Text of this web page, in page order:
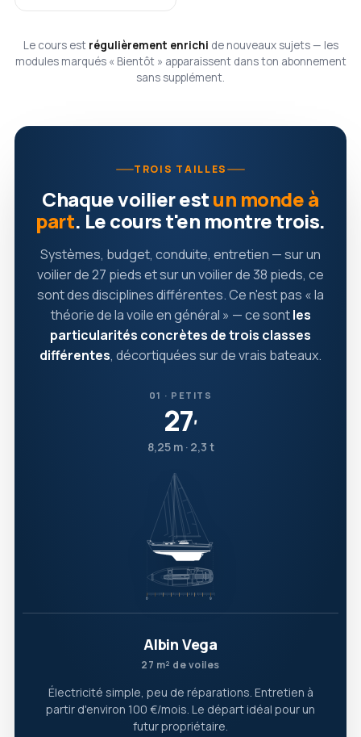
Le cours est régulièrement enrichi de nouveaux sujets — les
modules marqués « Bientôt » apparaissent dans ton abonnement
sans supplément.
TROIS TAILLES
Chaque voilier estun monde à
part. Le cours t'en montre trois.
Systèmes, budget, conduite, entretien — sur un
voilier de 27 pieds et sur un voilier de 38 pieds, ce
sont des disciplines différentes. Ce n'est pas « la
théorie de la voile en général » — ce sontles
particularités concrètes de trois classes
différentes, décortiquées sur de vrais bateaux.
01 · PETITS
27′
8,25 m · 2,3 t
Albin Vega
27 m² de voiles
Électricité simple, peu de réparations. Entretien à
partir d'environ 100 €/mois. Le départ idéal pour un
futur propriétaire.